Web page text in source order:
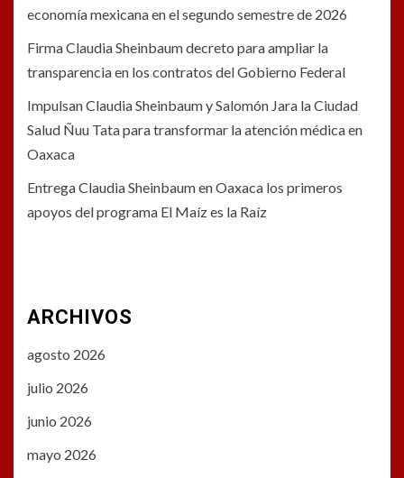
economía mexicana en el segundo semestre de 2026
Firma Claudia Sheinbaum decreto para ampliar la
transparencia en los contratos del Gobierno Federal
Impulsan Claudia Sheinbaum y Salomón Jara la Ciudad
Salud Ñuu Tata para transformar la atención médica en
Oaxaca
Entrega Claudia Sheinbaum en Oaxaca los primeros
apoyos del programa El Maíz es la Raíz
ARCHIVOS
agosto 2026
julio 2026
junio 2026
mayo 2026